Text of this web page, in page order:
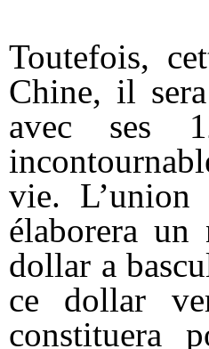
Toutefois,
Chine, il
avec ses
vie.
élaborera
dollar a
ce dollar
constituera